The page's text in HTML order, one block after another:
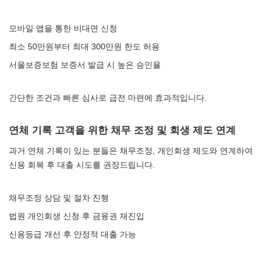
모바일 앱을 통한 비대면 신청
최소 50만원부터 최대 300만원 한도 허용
서울보증보험 보증서 발급 시 높은 승인율
간단한 조건과 빠른 심사로 급전 마련에 효과적입니다.
연체 기록 고객을 위한 채무 조정 및 회생 제도 연계
과거 연체 기록이 있는 분들은 채무조정, 개인회생 제도와 연계하여
신용 회복 후 대출 시도를 권장드립니다.
채무조정 상담 및 절차 진행
법원 개인회생 신청 후 금융권 재진입
신용등급 개선 후 안정적 대출 가능